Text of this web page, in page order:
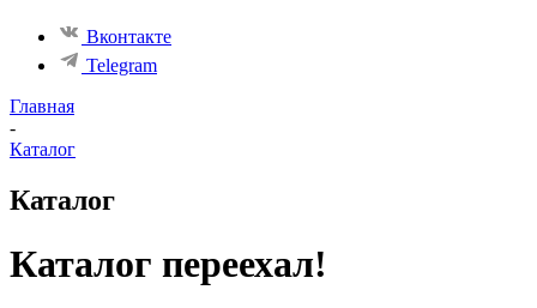
Вконтакте
Telegram
Главная
-
Каталог
Каталог
Каталог переехал!